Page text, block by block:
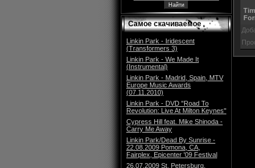
Самое скачиваемое
Linkin Park - Iridescent
(Transformers 3)
Linkin Park - We Made It
(Instrumental)
Linkin Park - Madrid, Spain, MTV
Europe Music Awards
(07.11.2010)
Linkin Park - DVD "Road To
Revolution: Live At Milton Keynes"
Cypress Hill feat. Mike Shinoda -
Carry Me Away
Linkin Park/Dead By Sunrise -
22.08.2009 Pomona, CA,
Fairplex, Epicenter '09 Festival
26.07.2009 St. Petersburg,